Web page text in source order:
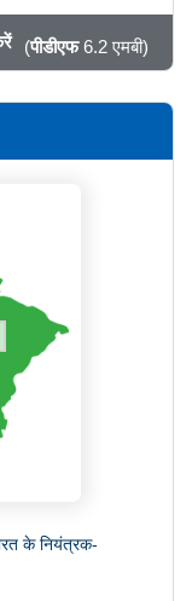
(पीडीएफ6.2 एमबी)
के नियंत्रक-